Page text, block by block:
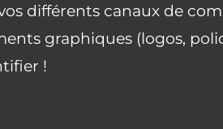
différents canaux de
graphiques (logos,
!